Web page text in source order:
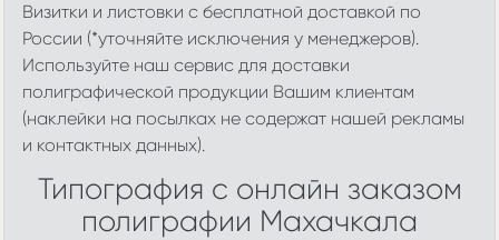
Визитки и листовки с бесплатной доставкой по
России (*уточняйте исключения у менеджеров).
Используйте наш сервис для доставки
полиграфической продукции Вашим клиентам
(наклейки на посылках не содержат нашей рекламы
и контактных данных).
Типография с онлайн заказом
полиграфии Махачкала